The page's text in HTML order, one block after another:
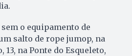
o equipamento de
salto de rope jumop, na
13, na Ponte do Esqueleto,